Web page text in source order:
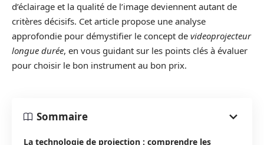
d’éclairage et la qualité de l’image deviennent autant de
critères décisifs. Cet article propose une analyse
approfondie pour démystifier le concept de videoprojecteur
longue durée, en vous guidant sur les points clés à évaluer
pour choisir le bon instrument au bon prix.
Sommaire
La technologie de projection : comprendre les